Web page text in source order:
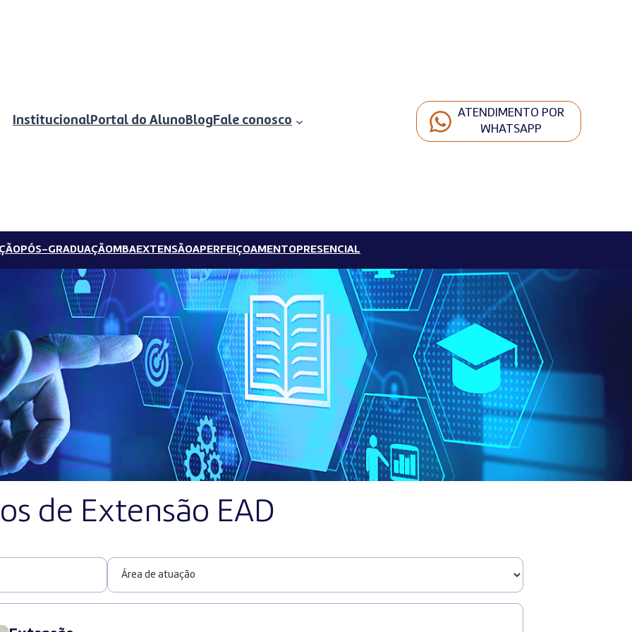
InstitucionalPortal do AlunoBlogFale conosco
ATENDIMENTO POR
WHATSAPP
PÓS-GRADUAÇÃOMBAEXTENSÃOAPERFEIÇOAMENTOPRESENCIAL
de Extensão EAD